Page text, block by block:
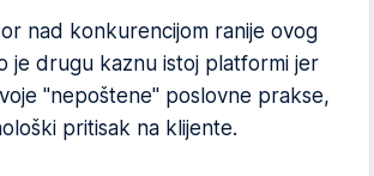
nad konkurencijom ranije ovog
je drugu kaznu istoj platformi jer
"nepoštene" poslovne prakse,
pritisak na klijente.